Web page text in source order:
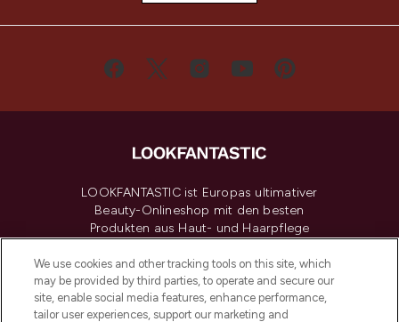
LOOKFANTASTIC ist Europas ultimativer
Beauty-Onlineshop mit den besten
Produkten aus Haut- und Haarpflege
renommierten Marken. Shoppe online
oder über die App mit kostenloser
Lieferung ab einem Einkaufswert von 30€.
We use cookies and other tracking tools on this site, which
may be provided by third parties, to operate and secure our
site, enable social media features, enhance performance,
tailor user experiences, support our marketing and